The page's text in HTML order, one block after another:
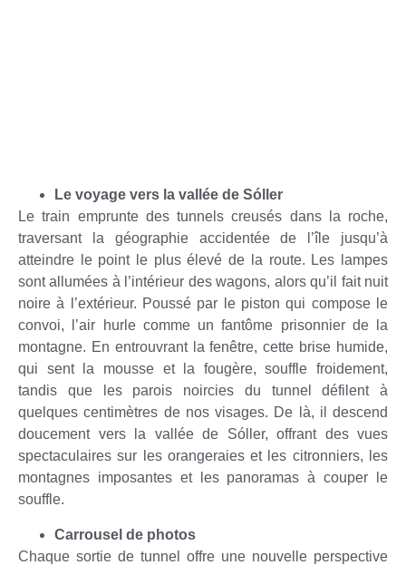
Le voyage vers la vallée de Sóller
Le train emprunte des tunnels creusés dans la roche,
traversant la géographie accidentée de l’île jusqu’à
atteindre le point le plus élevé de la route. Les lampes
sont allumées à l’intérieur des wagons, alors qu’il fait nuit
noire à l’extérieur. Poussé par le piston qui compose le
convoi, l’air hurle comme un fantôme prisonnier de la
montagne. En entrouvrant la fenêtre, cette brise humide,
qui sent la mousse et la fougère, souffle froidement,
tandis que les parois noircies du tunnel défilent à
quelques centimètres de nos visages. De là, il descend
doucement vers la vallée de Sóller, offrant des vues
spectaculaires sur les orangeraies et les citronniers, les
montagnes imposantes et les panoramas à couper le
souffle.
Carrousel de photos
Chaque sortie de tunnel offre une nouvelle perspective